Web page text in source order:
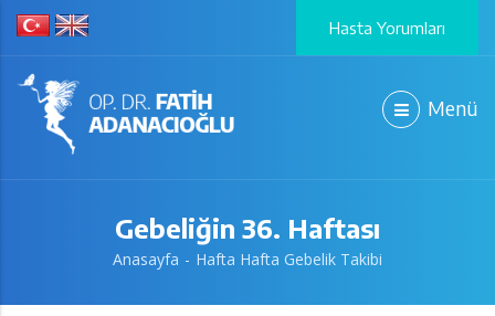
Hasta Yorumları
Menü
Gebeliğin 36. Haftası
Anasayfa Hafta Hafta Gebelik Takibi